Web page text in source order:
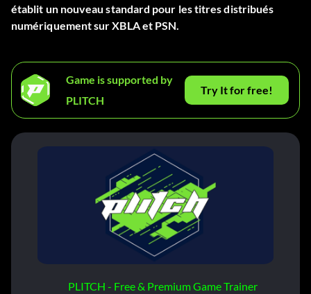
établit un nouveau standard pour les titres distribués
numériquement sur XBLA et PSN.
Game is supported by
PLITCH
Try It for free!
PLITCH - Free & Premium Game Trainer